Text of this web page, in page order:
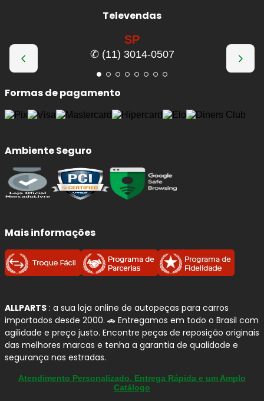
Televendas
SP
✆ (11) 3014-0507
Formas de pagamento
Ambiente Seguro
Mais informações
ALLPARTS : a sua loja online de autopeças para carros
importados desde 2000. 🚗 Entregamos em todo o Brasil com
agilidade e preço justo. Encontre peças de reposição originais
das melhores marcas e tenha a garantia de qualidade e
segurança nas estradas.
Atendimento Personalizado, Entrega Rápida e um Amplo
Catálogo